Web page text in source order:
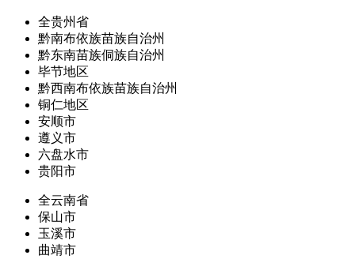
全贵州省
黔南布依族苗族自治州
黔东南苗族侗族自治州
毕节地区
黔西南布依族苗族自治州
铜仁地区
安顺市
遵义市
六盘水市
贵阳市
全云南省
保山市
玉溪市
曲靖市